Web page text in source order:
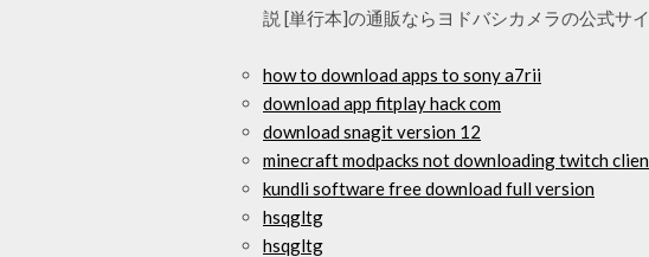
説 [単行本]の通販ならヨドバシカメラの公式サ
how to download apps to sony a7rii
download app fitplay hack com
download snagit version 12
minecraft modpacks not downloading twitch
kundli software free download full version
hsqgltg
hsqgltg